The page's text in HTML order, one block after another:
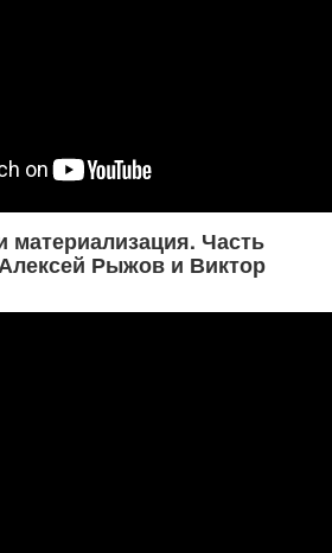
материализация. Часть
Рыжов и Виктор